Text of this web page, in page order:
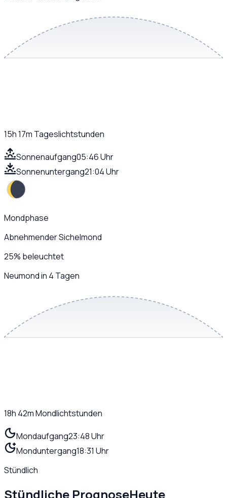
15h 17m Tageslichtstunden
Sonnenaufgang05:46 Uhr
Sonnenuntergang21:04 Uhr
Mondphase
Abnehmender Sichelmond
25% beleuchtet
Neumond in 4 Tagen
18h 42mMondlichtstunden
Mondaufgang23:48 Uhr
Monduntergang18:31 Uhr
Stündlich
Stündliche PrognoseHeute